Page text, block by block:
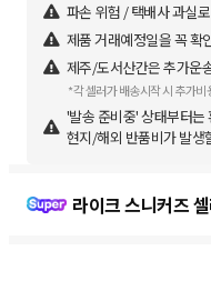
파손 위험 / 택배사 과실
제품 거래예정일을 꼭 확
제주/도서산간은 추가운
*각 셀러가 배송시작 시 추가비
'발송 준비중' 상태부터는
현지/해외 반품비가 발생
라이크 스니커즈